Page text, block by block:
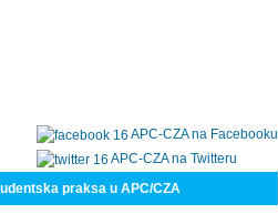
APC-CZA na Facebooku
APC-CZA na Twitteru
praksa u APC/CZA